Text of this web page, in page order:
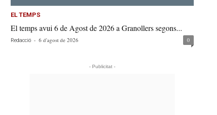
EL TEMPS
El temps avui 6 de Agost de 2026 a Granollers segons...
Redacció - 6 d'agost de 2026 0
- Publicitat -